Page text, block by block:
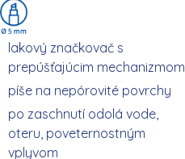
lakový značkovač s
prepúšťajúcim mechanizmom
píše na nepórovité povrchy
po zaschnutí odolá vode,
oteru, poveternostným
vplyvom